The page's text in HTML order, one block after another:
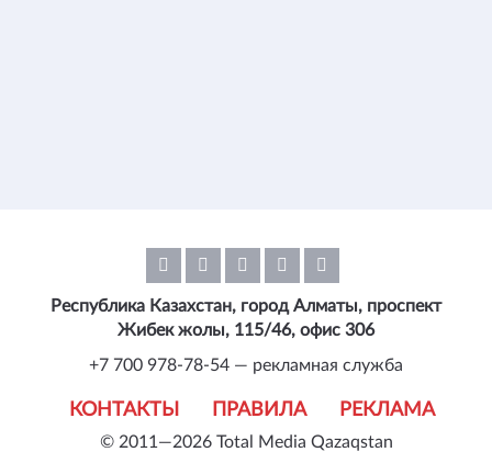
© 2011—2026 Total Media Qazaqstan
КОНТАКТЫ ПРАВИЛА РЕКЛАМА
Республика Казахстан, город Алматы, проспект
Жибек жолы, 115/46, офис 306
+7 700 978-78-54 — рекламная служба